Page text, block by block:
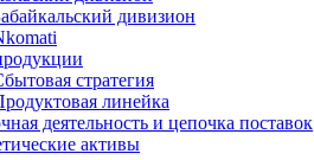
дивизион
стратегия
линейка
деятельность и цепочка поставок
активы